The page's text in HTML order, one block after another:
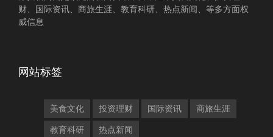
财、国际资讯、商旅生涯、教育科研、热点新闻、等多方面权
威信息
网站标签
美食文化 投资理财 国际资讯 商旅生涯
教育科研 热点新闻